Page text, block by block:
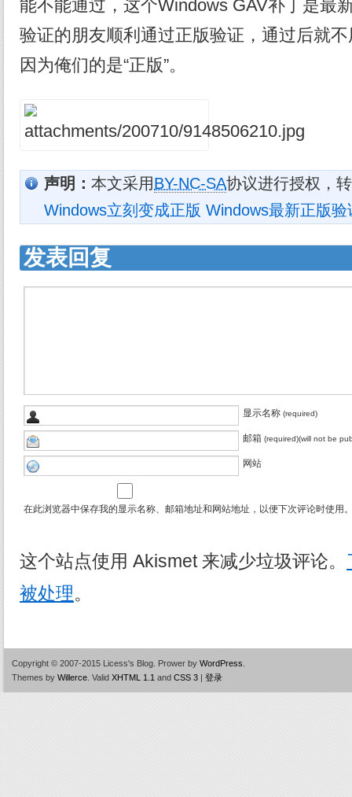
能不能通过，这个Windows GAV补丁是最
验证的朋友顺利通过正版验证，通过后就不
因为俺们的是“正版”。
声明： 本文采用BY-NC-SA协议进行授权，
Windows立刻变成正版 Windows最新正版验
发表回复
显示名称 (required)
邮箱 (required)(will not be
网站
在此浏览器中保存我的显示名称、邮箱地址和网站地址，以便下次评论时使用
这个站点使用 Akismet 来减少垃圾评论。
被处理。
Copyright © 2007-2015 Licess's Blog. Prower by WordPress
Themes by Willerce Valid XHTML 1.1 and CSS 3 | 登录